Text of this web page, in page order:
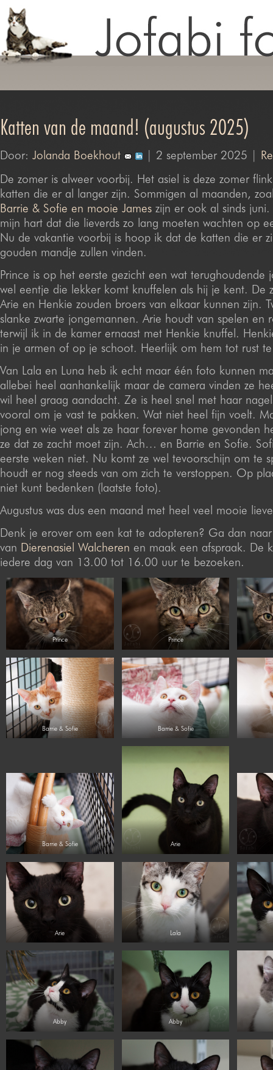
Katten van de maand! (augustus 2025)
Door: Jolanda Boekhout | 2 september 2025 |
De zomer is alweer voorbij. Het asiel is deze zomer
katten die er al langer zijn. Sommigen al maanden,
Barrie & Sofie en mooie James zijn er ook al sinds
mijn hart dat die lieverds zo lang moeten wachten op
Nu de vakantie voorbij is hoop ik dat de katten die er
gouden mandje zullen vinden.
Prince is op het eerste gezicht een wat terughoudende
wel eentje die lekker komt knuffelen als hij je kent. De
Arie en Henkie zouden broers van elkaar kunnen zijn.
slanke zwarte jongemannen. Arie houdt van spelen en
terwijl ik in de kamer ernaast met Henkie knuffel.
in je armen of op je schoot. Heerlijk om hem tot rust
Van Lala en Luna heb ik echt maar één foto kunnen
allebei heel aanhankelijk maar de camera vinden ze
wil heel graag aandacht. Ze is heel snel met haar
vooral om je vast te pakken. Wat niet heel fijn voelt.
jong en wie weet als ze haar forever home gevonden
ze dat ze zacht moet zijn. Ach… en Barrie en Sofie.
eerste weken niet. Nu komt ze wel tevoorschijn om te
houdt er nog steeds van om zich te verstoppen. Op
niet kunt bedenken (laatste foto).
Augustus was dus een maand met heel veel mooie
Denk je erover om een kat te adopteren? Ga dan
van Dierenasiel Walcheren en maak een afspraak. De
iedere dag van 13.00 tot 16.00 uur te bezoeken.
Prince Prince
Barrie & Sofie Barrie & Sofie
Barrie & Sofie Arie
Arie Lala
Abby Abby